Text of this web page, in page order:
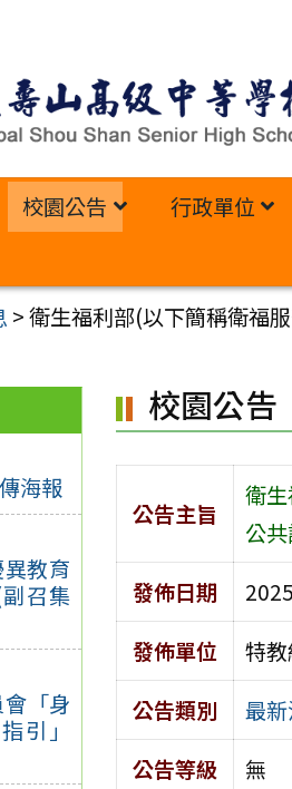
校園公告 行政單位
>衛生福利部(以下簡稱衛福
海報
教育
召集
「身
引」
校園公告
公告主旨
衛
公
發佈日期
發佈單位
特教
公告類別
最
公告等級
無